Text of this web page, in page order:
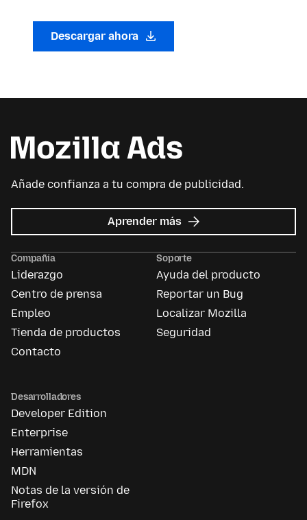
Descargar ahora
Añade confianza a tu compra de publicidad.
Aprender más acerca
de
Ads
Compañía
Liderazgo
Centro de prensa
Empleo
Tienda de productos
Contacto
Soporte
Ayuda del producto
Reportar un Bug
Localizar Mozilla
Seguridad
Desarrolladores
Developer Edition
Enterprise
Herramientas
MDN
Notas de la versión de
Firefox